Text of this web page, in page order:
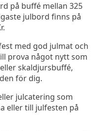
på buffé mellan 325
julbord finns på
med god julmat och
prova något nytt som
skaldjursbuffé,
för dig.
julcatering som
eller till julfesten på